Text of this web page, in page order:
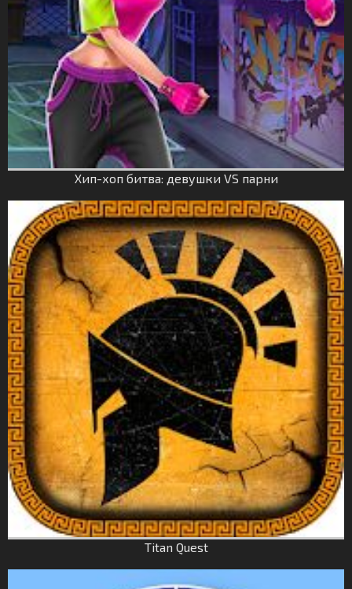
Хип-хоп битва: девушки VS парни
Titan Quest